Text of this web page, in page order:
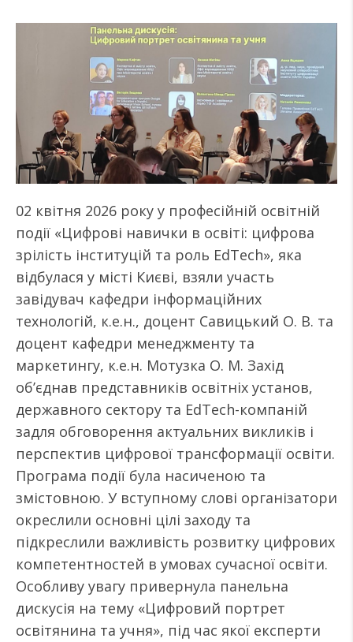
02 квітня 2026 року у професійній освітній
події «Цифрові навички в освіті: цифрова
зрілість інституцій та роль EdTech», яка
відбулася у місті Києві, взяли участь
завідувач кафедри інформаційних
технологій, к.е.н., доцент Савицький О. В. та
доцент кафедри менеджменту та
маркетингу, к.е.н. Мотузка О. М. Захід
об’єднав представників освітніх установ,
державного сектору та EdTech-компаній
задля обговорення актуальних викликів і
перспектив цифрової трансформації освіти.
Програма події була насиченою та
змістовною. У вступному слові організатори
окреслили основні цілі заходу та
підкреслили важливість розвитку цифрових
компетентностей в умовах сучасної освіти.
Особливу увагу привернула панельна
дискусія на тему «Цифровий портрет
освітянина та учня», під час якої експерти